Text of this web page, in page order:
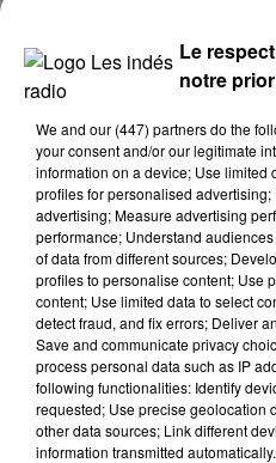
Stars'Terre 2026 :
les ambitions d'un...
À quelques semaines de
Stars'Terre, organisée du
Château de Courtalain,
Le
notre
We and our (447) partnersdo the
your consent and/or our legitimate
information on a device; Use limited
profiles for personalised
advertising; Measure advertising
performance; Understand
of data from different sources;
profiles to personalise content; Use
content; Use limited data to select
detect fraud, and fix errors; Deliver
Save and communicate privacy
process personal data such as IP
following functionalities: Identify
requested; Use precise geolocation
other data sources; Link different
information transmitted automatically.